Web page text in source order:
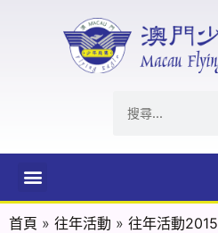
首頁 » 往年活動 » 往年活動2015